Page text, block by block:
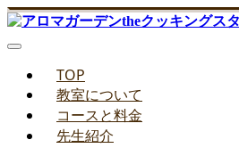
TOP
教室について
コースと料金
先生紹介